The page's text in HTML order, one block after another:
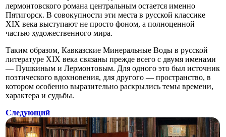
лермонтовского романа центральным остается именно
Пятигорск. В совокупности эти места в русской классике
XIX века выступают не просто фоном, а полноценной
частью художественного мира.
Таким образом, Кавказские Минеральные Воды в русской
литературе XIX века связаны прежде всего с двумя именами
— Пушкиным и Лермонтовым. Для одного это был источник
поэтического вдохновения, для другого — пространство, в
котором особенно выразительно раскрылись темы времени,
характера и судьбы.
Следующий